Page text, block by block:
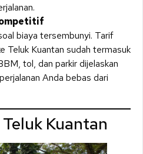
biaya tersembunyi. Tarif
Teluk Kuantan sudah termasuk
tol, dan parkir dijelaskan
Anda bebas dari
Kuantan